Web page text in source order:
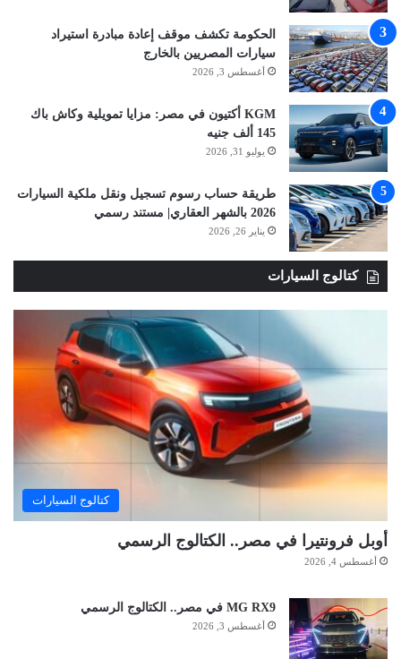
الحكومة تكشف موقف إعادة مبادرة استيراد
سيارات المصريين بالخارج
أغسطس 3, 2026
KGM أكتيون في مصر: مزايا تمويلية وكاش باك
145 ألف جنيه
يوليو 31, 2026
طريقة حساب رسوم تسجيل ونقل ملكية السيارات
2026 بالشهر العقاري| مستند رسمي
يناير 26, 2026
كتالوج السيارات
كتالوج السيارات
أوبل فرونتيرا في مصر.. الكتالوج الرسمي
أغسطس 4, 2026
MG RX9 في مصر.. الكتالوج الرسمي
أغسطس 3, 2026